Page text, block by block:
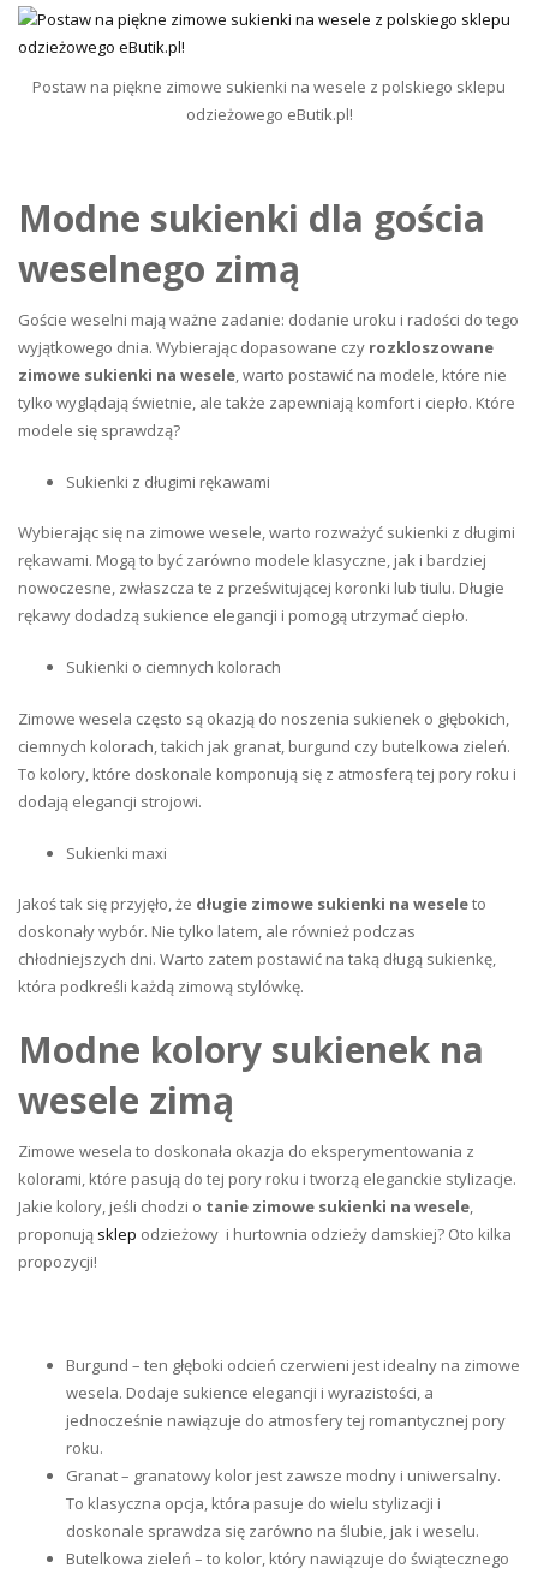
Postaw na piękne zimowe sukienki na wesele z polskiego sklepu
odzieżowego eButik.pl!
Modne sukienki dla gościa
weselnego zimą
Goście weselni mają ważne zadanie: dodanie uroku i radości do tego
wyjątkowego dnia. Wybierając dopasowane czy rozkloszowane
zimowe sukienki na wesele, warto postawić na modele, które nie
tylko wyglądają świetnie, ale także zapewniają komfort i ciepło. Które
modele się sprawdzą?
Sukienki z długimi rękawami
Wybierając się na zimowe wesele, warto rozważyć sukienki z długimi
rękawami. Mogą to być zarówno modele klasyczne, jak i bardziej
nowoczesne, zwłaszcza te z prześwitującej koronki lub tiulu. Długie
rękawy dodadzą sukience elegancji i pomogą utrzymać ciepło.
Sukienki o ciemnych kolorach
Zimowe wesela często są okazją do noszenia sukienek o głębokich,
ciemnych kolorach, takich jak granat, burgund czy butelkowa zieleń.
To kolory, które doskonale komponują się z atmosferą tej pory roku i
dodają elegancji strojowi.
Sukienki maxi
Jakoś tak się przyjęło, że długie zimowe sukienki na weseleto
doskonały wybór. Nie tylko latem, ale również podczas
chłodniejszych dni. Warto zatem postawić na taką długą sukienkę,
która podkreśli każdą zimową stylówkę.
Modne kolory sukienek na
wesele zimą
Zimowe wesela to doskonała okazja do eksperymentowania z
kolorami, które pasują do tej pory roku i tworzą eleganckie stylizacje.
Jakie kolory, jeśli chodzi o tanie zimowe sukienki na wesele,
proponują sklep odzieżowy i hurtownia odzieży damskiej? Oto kilka
propozycji!
Burgund – ten głęboki odcień czerwieni jest idealny na zimowe
wesela. Dodaje sukience elegancji i wyrazistości, a
jednocześnie nawiązuje do atmosfery tej romantycznej pory
roku.
Granat – granatowy kolor jest zawsze modny i uniwersalny.
To klasyczna opcja, która pasuje do wielu stylizacji i
doskonale sprawdza się zarówno na ślubie, jak i weselu.
Butelkowa zieleń – to kolor, który nawiązuje do świątecznego